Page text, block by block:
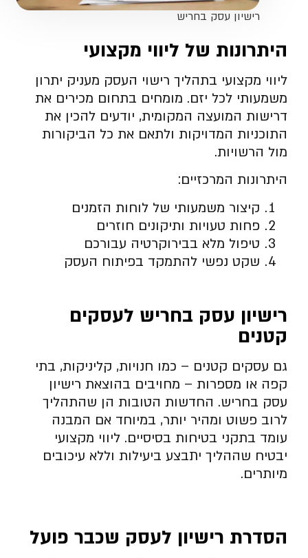
רישיון עסק בחריש
היתרונות של ליווי מקצועי
ליווי מקצועי בתהליך רישוי העסק מעניק יתרון
משמעותי לכל יזם. מומחים בתחום מכירים את
דרישות המועצה המקומית, יודעים להכין את
התוכניות המדויקות ולתאם את כל הביקורות
מול הרשויות.
היתרונות המרכזיים:
קיצור משמעותי של לוחות הזמנים
פחות טעויות ותיקונים חוזרים
טיפול מלא בבירוקרטיה עבורכם
שקט נפשי להתמקד בפיתוח העסק
רישיון עסק בחריש לעסקים
קטנים
גם עסקים קטנים – כמו חנויות, קליניקות, בתי
קפה או מספרות – מחויבים בהוצאת רישיון
עסק בחריש. החדשות הטובות הן שהתהליך
לרוב פשוט ומהיר יותר, במיוחד אם המבנה
עומד בתקני בטיחות בסיסיים. ליווי מקצועי
יבטיח שההליך יתבצע ביעילות וללא עיכובים
מיותרים.
הסדרת רישיון לעסק שכבר פועל